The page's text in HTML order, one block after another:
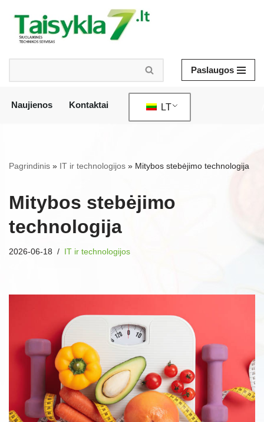
Pereiti
prie
turinio
Paslaugos
Naujienos Kontaktai LT
Pagrindinis » IT ir technologijos » Mitybos stebėjimo technologija
Mitybos stebėjimo
technologija
2026-06-18 IT ir technologijos